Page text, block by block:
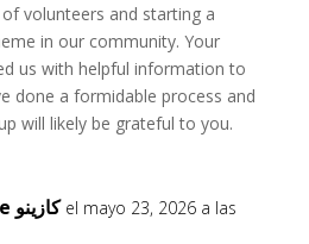
of volunteers and starting a
in our community. Your
us with helpful information to
done a formidable process and
will likely be grateful to you.
odin fortune كازينو el mayo 23, 2026 a las